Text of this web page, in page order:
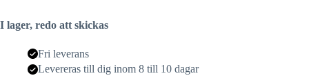
I lager, redo att skickas
Fri leverans
Levereras till dig inom 8 till 10 dagar